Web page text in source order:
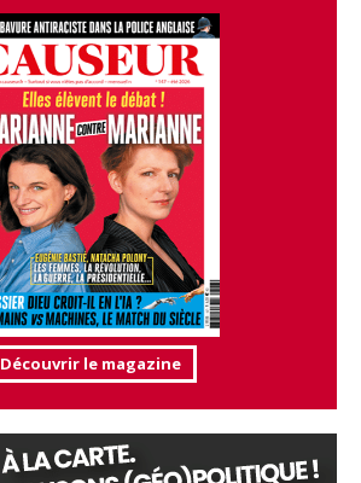
Découvrir le magazine